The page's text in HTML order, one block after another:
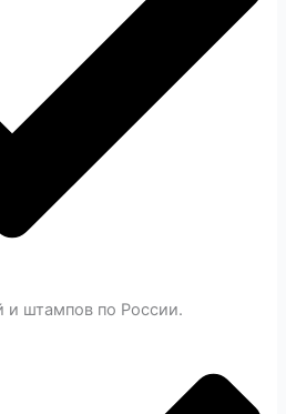
и штампов по России.